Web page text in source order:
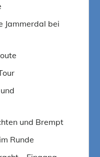
Jammerdal bei
und Brempt
Runde